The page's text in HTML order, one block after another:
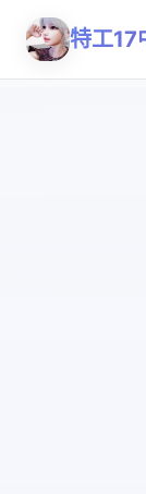
特工17